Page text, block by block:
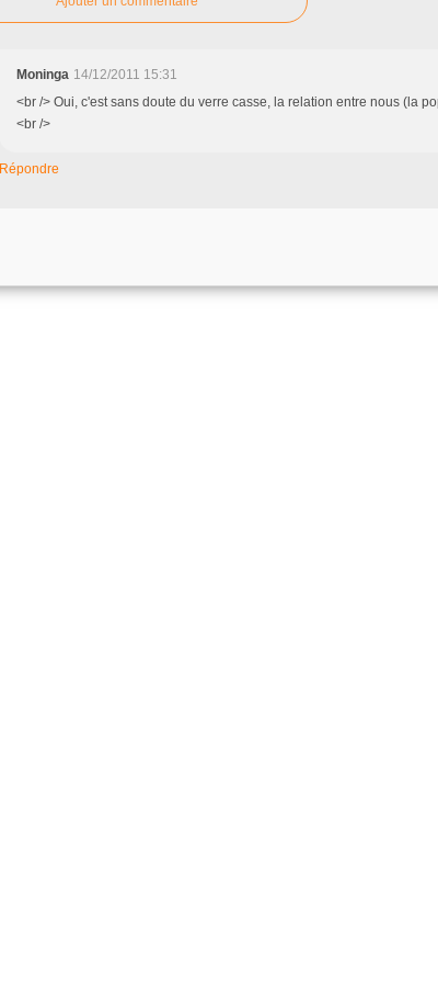
Moninga 14/12/2011 15:31
<br /> Oui, c'est sans doute du verre casse, la relation entre nous (la
<br />
Répondre